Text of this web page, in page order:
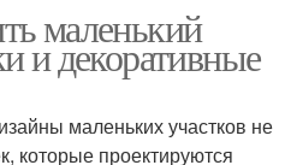
маленький
и декоративные
маленьких участков не
которые проектируются